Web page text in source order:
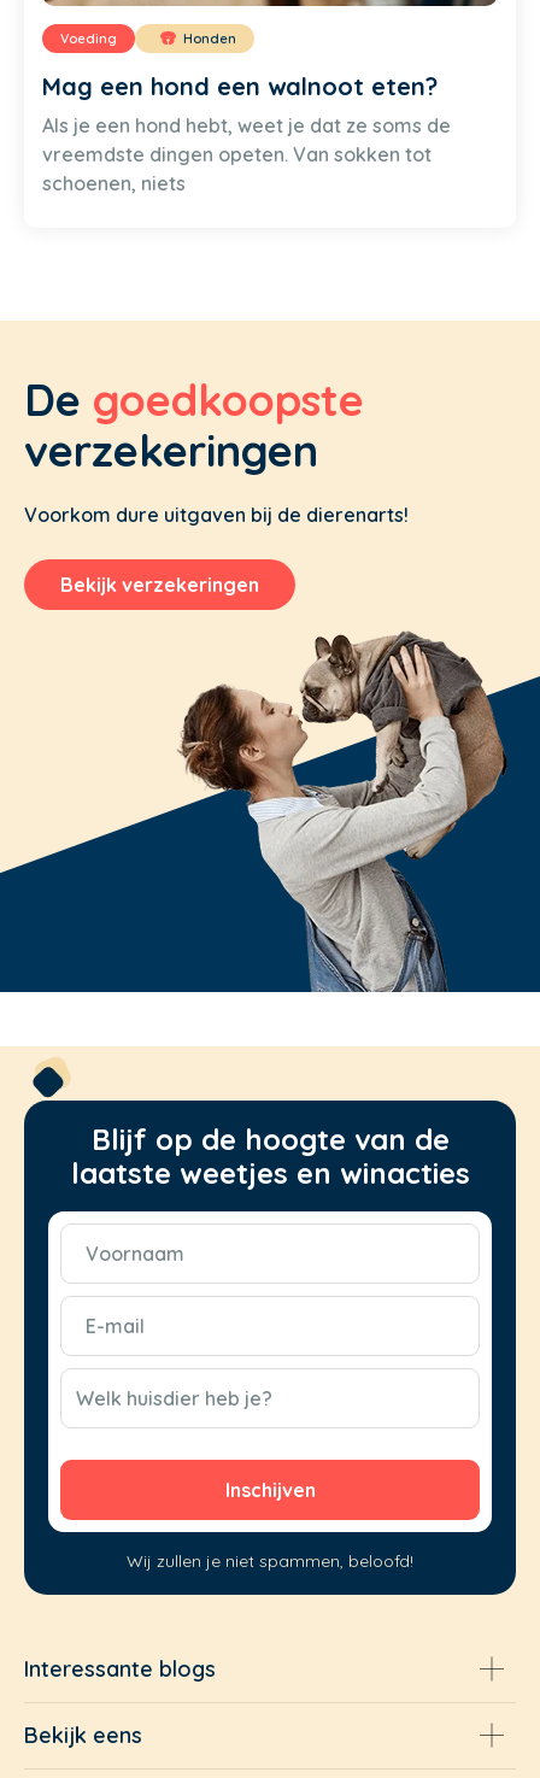
Voeding Honden
Mag een hond een walnoot eten?
Als je een hond hebt, weet je dat ze soms de
vreemdste dingen opeten. Van sokken tot
schoenen, niets
De goedkoopste
verzekeringen
Voorkom dure uitgaven bij de dierenarts!
Bekijk verzekeringen
Blijf op de hoogte van de
laatste weetjes en winacties
Voornaam
(Vereist)
E-
mail
(Vereist)
CAPTCHA
Welk huisdier heb je?
Wij zullen je niet spammen, beloofd!
Interessante blogs
Bekijk eens